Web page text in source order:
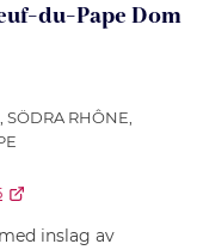
du-Pape Dom
, SÖDRA RHÔNE,
inslag av